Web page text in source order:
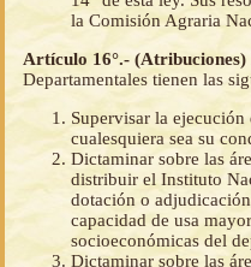
la Comisión Agraria
Artículo 16°.- (Atribuciones)
Departamentales tienen las
Supervisar la
cualesquiera sea su
Dictaminar sobre las
distribuir el Instituto
dotación o
capacidad de usa
socioeconómicas del
Dictaminar sobre las